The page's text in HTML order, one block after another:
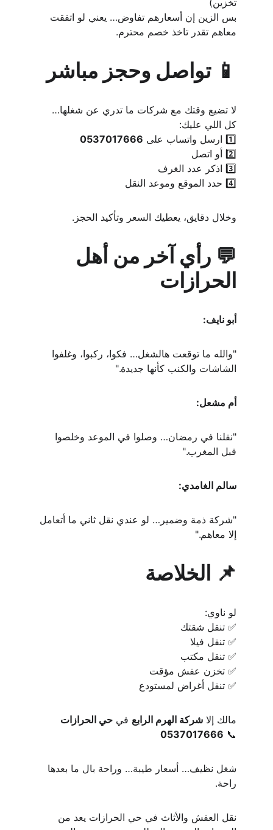
تخزين)
بس الزين إن أسعارهم تفاوض… يعني لو اتفقت
معاهم تقدر تاخذ خصم محترم.
📱 تواصل وحجز مباشر
لا تضيع وقتك مع شركات ما تدري عن شغلها…
كل اللي عليك:
1️⃣ ارسل واتساب على
0537017666
2️⃣ أو اتصل
3️⃣ اذكر عدد الغرف
4️⃣ حدد الموقع وموعد النقل
وخلال دقايق، يعطيك السعر وتأكيد الحجز.
💬 رأي آخر من أهل
الحرازات
أبو نايف:
"والله ما توقعت هالشغل… فكوا، ركبوا، وغلفوا
الشاشات والكنب كأنها جديدة."
أم مشعل:
"نقلنا في رمضان… وصلوا في الموعد وخلصوا
قبل المغرب."
سالم الغامدي:
"شركة ذمة وضمير… لو عندي نقل ثاني ما أتعامل
إلا معاهم."
📌 الخلاصة
لو ناوي:
✅ تنقل شقتك
✅ تنقل فيلا
✅ تنقل مكتب
✅ تخزن عفش مؤقت
✅ تنقل أغراض لمستودع
مالك إلا شركة الهرم الرابع في حي الحرازات
📞
0537017666
شغل نظيف… أسعار طيبة… وراحة بال ما بعدها
راحة.
نقل العفش والأثاث في حي الحرازات يعد من